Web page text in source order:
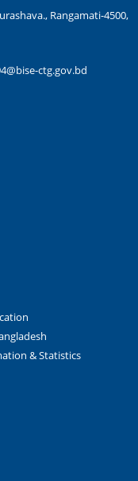
Rangamati-4500,
ctg.gov.bd
& Statistics